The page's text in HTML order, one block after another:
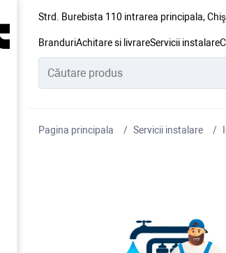
Strd. Burebista 110 intrarea principala,
BranduriAchitare si livrareServicii instalare
Pagina principala Servicii instalare